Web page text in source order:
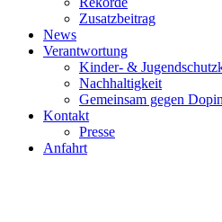
Zusatzbeitrag
News
Verantwortung
Kinder- &
Nachhaltigkeit
Gemeinsam gegen
Kontakt
Presse
Anfahrt